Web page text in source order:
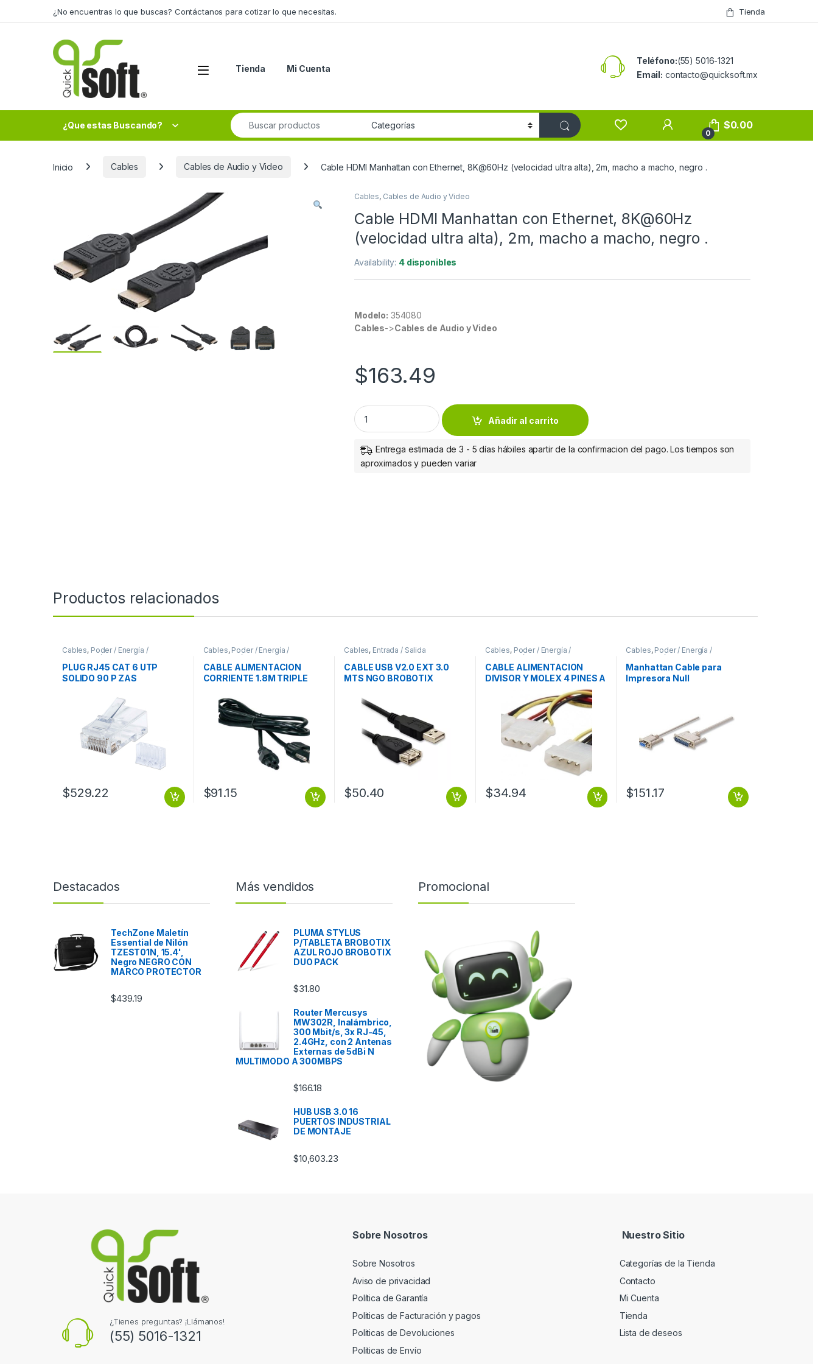
¿No encuentras lo que buscas? Contáctanos para cotizar lo que necesitas. Tienda
Tienda Mi Cuenta
Teléfono:(55) 5016-1321
Email: contacto@quicksoft.mx
¿Que estas Buscando?
Search for:
0
$0.00
Inicio Cables Cables de Audio y Video Cable HDMI Manhattan con Ethernet, 8K@60Hz (velocidad ultra alta), 2m, macho a macho, negro .
Cables, Cables de Audio y Video
Cable HDMI Manhattan con Ethernet, 8K@60Hz
(velocidad ultra alta), 2m, macho a macho, negro .
Availability: 4 disponibles
Modelo: 354080
Cables->Cables de Audio y Video
$163.49
Cable HDMI Manhattan con Ethernet, 8K@60Hz (velocidad ultra alta), 2m, macho a macho, negro . quantity
Añadir al carrito
Entrega estimada de 3 - 5 días hábiles apartir de la confirmacion del pago. Los tiempos son
aproximados y pueden variar
Productos relacionados
Cables, Poder / Energía /
Alimentación
PLUG RJ45 CAT 6 UTP
SOLIDO 90 P ZAS
$529.22
Cables, Poder / Energía /
Alimentación
CABLE ALIMENTACION
CORRIENTE 1.8M TRIPLE
TRIPLE CARGADOR LAPTOP
$91.15
Cables, Entrada / Salida
CABLE USB V2.0 EXT 3.0
MTS NGO BROBOTIX
$50.40
Cables, Poder / Energía /
Alimentación
CABLE ALIMENTACION
DIVISOR Y MOLEX 4 PINES A
DUAL MOLEX HEMBRA
MOLEX 4 PINES A DUAL
MOLEX HEMBRA
$34.94
Cables, Poder / Energía /
Alimentación
Manhattan Cable para
Impresora Null
$151.17
Destacados
TechZone Maletín
Essential de Nilón
TZEST01N, 15.4',
Negro NEGRO CON
MARCO PROTECTOR
$439.19
Más vendidos
PLUMA STYLUS
P/TABLETA BROBOTIX
AZUL ROJO BROBOTIX
DUO PACK
$31.80
Router Mercusys
MW302R, Inalámbrico,
300 Mbit/s, 3x RJ-45,
2.4GHz, con 2 Antenas
Externas de 5dBi N
MULTIMODO A 300MBPS
$166.18
HUB USB 3.0 16
PUERTOS INDUSTRIAL
DE MONTAJE
$10,603.23
Promocional
¿Tienes preguntas? ¡Llámanos!
(55) 5016-1321
Sobre Nosotros
Sobre Nosotros
Aviso de privacidad
Política de Garantía
Politicas de Facturación y pagos
Politicas de Devoluciones
Politicas de Envío
Nuestro Sitio
Categorías de la Tienda
Contacto
Mi Cuenta
Tienda
Lista de deseos